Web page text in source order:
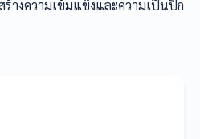
างความเข้มแข็งและความเป็นปึก